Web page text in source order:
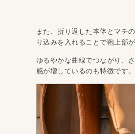
また、折り返した本体とマチ
り込みを入れることで鞄上部が
ゆるやかな曲線でつながり、
感が増しているのも特徴です。